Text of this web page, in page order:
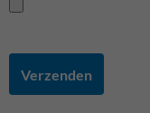
Verzenden